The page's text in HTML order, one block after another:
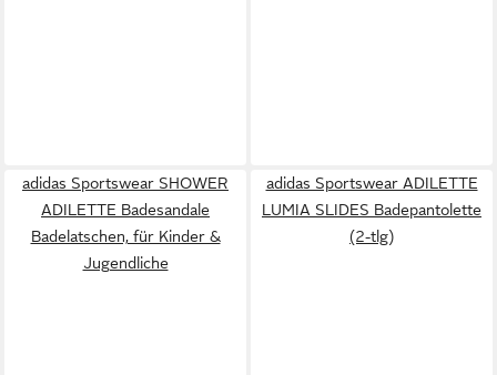
adidas Sportswear SHOWER
ADILETTE Badesandale
Badelatschen, für Kinder &
Jugendliche
adidas Sportswear ADILETTE
LUMIA SLIDES Badepantolette
(2-tlg)